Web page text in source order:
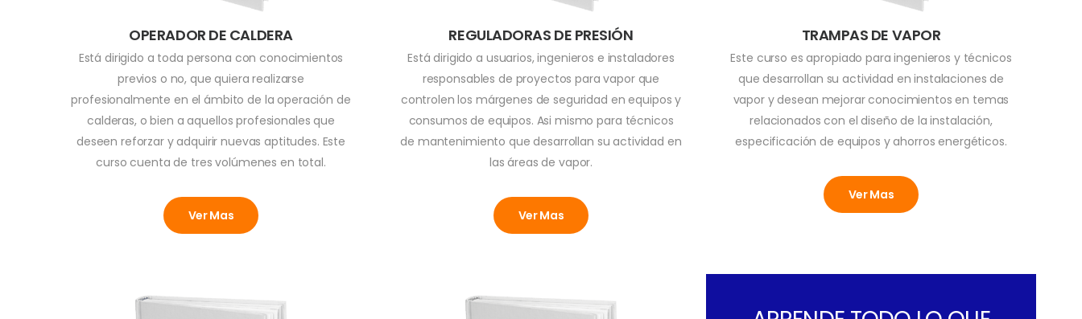
OPERADOR DE CALDERA
Está dirigido a toda persona con conocimientos
previos o no, que quiera realizarse
profesionalmente en el ámbito de la operación de
calderas, o bien a aquellos profesionales que
deseen reforzar y adquirir nuevas aptitudes. Este
curso cuenta de tres volúmenes en total.
Ver Mas
REGULADORAS DE PRESIÓN
Está dirigido a usuarios, ingenieros e instaladores
responsables de proyectos para vapor que
controlen los márgenes de seguridad en equipos y
consumos de equipos. Asi mismo para técnicos
de mantenimiento que desarrollan su actividad en
las áreas de vapor.
Ver Mas
TRAMPAS DE VAPOR
Este curso es apropiado para ingenieros y técnicos
que desarrollan su actividad en instalaciones de
vapor y desean mejorar conocimientos en temas
relacionados con el diseño de la instalación,
especificación de equipos y ahorros energéticos.
Ver Mas